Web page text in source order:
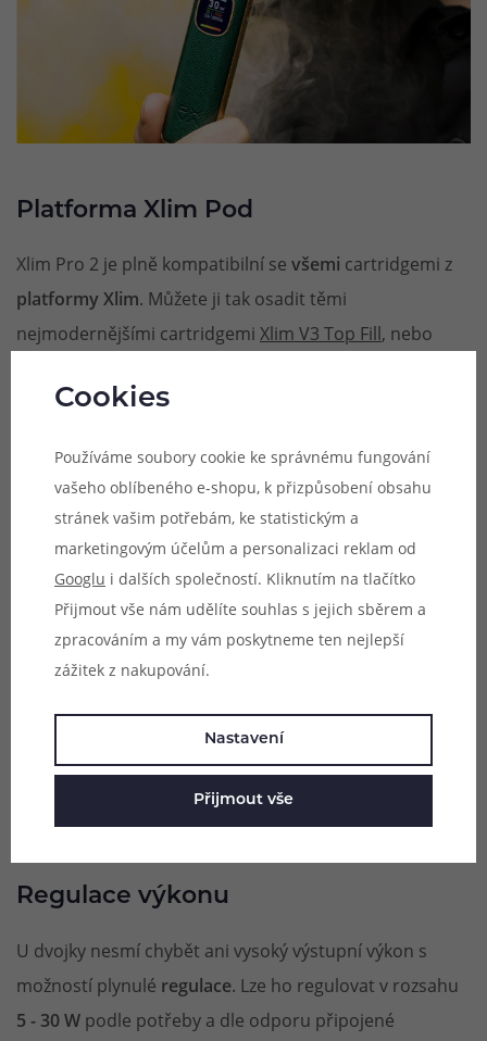
Platforma Xlim Pod
Xlim Pro 2 je plně kompatibilní se všemi cartridgemi z
platformy Xlim. Můžete ji tak osadit těmi
nejmodernějšími cartridgemi Xlim V3 Top Fill, nebo
najdete rovnou dvě cartridge Xlim V3 pro RDL a
modelů ze série Xlim, jednoduše můžete stávající
cartridge ze starého modelu
nasadit na tuto novinku
pohodově používat.
Regulace výkonu
U dvojky nesmí chybět ani vysoký výstupní výkon s
možností plynulé regulace. Lze ho regulovat v rozsahu
5 - 30 W podle potřeby a dle odporu připojené
Cookies
Používáme soubory cookie ke správnému fungování
vašeho oblíbeného e-shopu, k přizpůsobení obsahu
stránek vašim potřebám, ke statistickým a
marketingovým účelům a personalizaci reklam od
Googlu i dalších společností. Kliknutím na tlačítko
Přijmout vše nám udělíte souhlas s jejich sběrem a
zpracováním a my vám poskytneme ten nejlepší
zážitek z nakupování.
Nastavení
Přijmout vše